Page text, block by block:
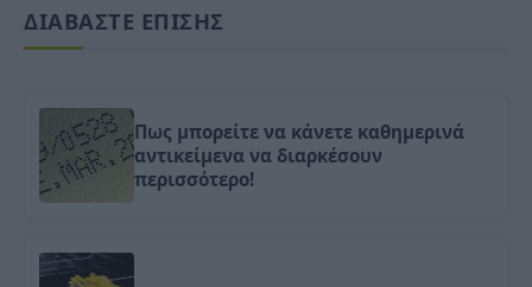
ΔΙΑΒΑΣΤΕ ΕΠΙΣΗΣ
Πως μπορείτε να κάνετε καθημερινά
αντικείμενα να διαρκέσουν
περισσότερο!